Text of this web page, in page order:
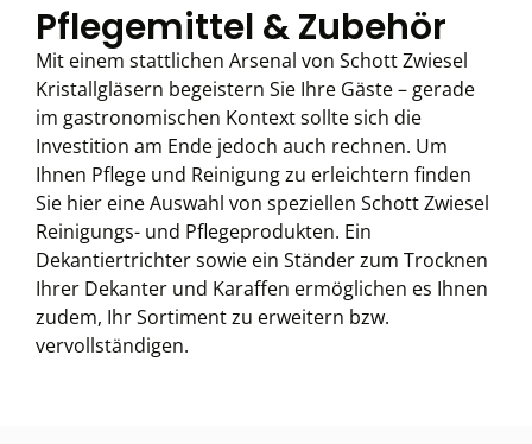
Pflegemittel & Zubehör
Mit einem stattlichen Arsenal von Schott Zwiesel
Kristallgläsern begeistern Sie Ihre Gäste – gerade
im gastronomischen Kontext sollte sich die
Investition am Ende jedoch auch rechnen. Um
Ihnen Pflege und Reinigung zu erleichtern finden
Sie hier eine Auswahl von speziellen Schott Zwiesel
Reinigungs- und Pflegeprodukten. Ein
Dekantiertrichter sowie ein Ständer zum Trocknen
Ihrer Dekanter und Karaffen ermöglichen es Ihnen
zudem, Ihr Sortiment zu erweitern bzw.
vervollständigen.